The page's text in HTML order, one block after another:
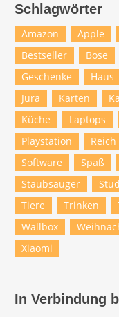
Schlagwörter
Amazon Apple
Bestseller
Bose
Geschenke
Haus
Jura
Karten
Küche
Laptops
Playstation
Reich
Software
Spaß
Staubsauger
Tiere
Trinken
Wallbox
Xiaomi
In Verbindung